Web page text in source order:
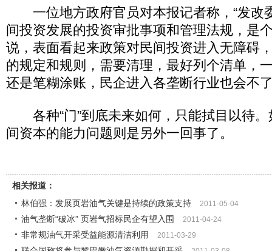
一位地方政府官员对本报记者称，“发改
间投资发展的投资审批事项和管理法规，是
说，表面看起来政策对民间投资进入无障碍
的规定和规则，需要清理，最好列个清单，
还是笔糊涂账，民企进入各垄断行业也会不
各种“门”到底未来如何，只能拭目以待。
间资本的能力问题则是另外一回事了。
相关报道：
林伯强：发展页岩油气关键是持续的政策支持
2011-05-04
油气垄断“破冰” 页岩气招标民企有望入围 2011-04-24
非常规油气开采受益能源清洁利用 2011-03-29